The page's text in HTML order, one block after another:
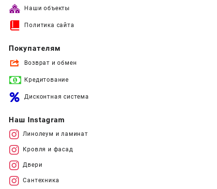
Наши объекты
Политика сайта
Покупателям
Возврат и обмен
Кредитование
Дисконтная система
Наш Instagram
Линолеум и ламинат
Кровля и фасад
Двери
Сантехника